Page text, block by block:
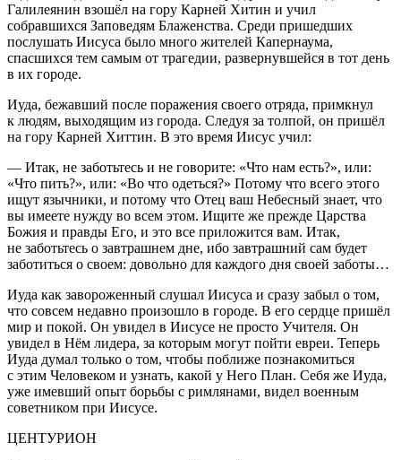
Галилеянин взошёл на гору Карней Хитин и учил
собравшихся Заповедям Блаженства. Среди пришедших
послушать Иисуса было много жителей Капернаума,
спасшихся тем самым от трагедии, развернувшейся в тот день
в их городе.
Иуда, бежавший после поражения своего отряда, примкнул
к людям, выходящим из города. Следуя за толпой, он пришёл
на гору Карней Хиттин. В это время Иисус учил:
— Итак, не заботьтесь и не говорите: «Что нам есть?», или:
«Что пить?», или: «Во что одеться?» Потому что всего этого
ищут язычники, и потому что Отец ваш Небесный знает, что
вы имеете нужду во всем этом. Ищите же прежде Царства
Божия и правды Его, и это все приложится вам. Итак,
не заботьтесь о завтрашнем дне, ибо завтрашний сам будет
заботиться о своем: довольно для каждого дня своей заботы…
Иуда как завороженный слушал Иисуса и сразу забыл о том,
что совсем недавно произошло в городе. В его сердце пришёл
мир и покой. Он увидел в Иисусе не просто Учителя. Он
увидел в Нём лидера, за которым могут пойти евреи. Теперь
Иуда думал только о том, чтобы поближе познакомиться
с этим Человеком и узнать, какой у Него План. Себя же Иуда,
уже имевший опыт борьбы с римлянами, видел военным
советником при Иисусе.
ЦЕНТУРИОН